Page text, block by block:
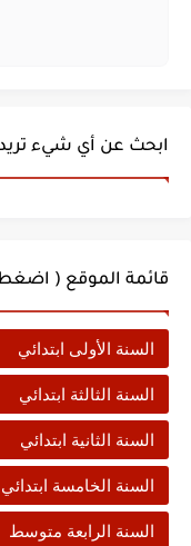
ابحث عن أي شيء
قائمة الموقع (
السنة الأولى ابتدائي
السنة الثالثة ابتدائي
السنة الثانية ابتدائي
السنة الخامسة ابتدائي
السنة الرابعة متوسط